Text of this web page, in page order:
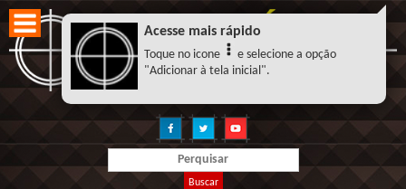
Buscar
Acesse mais rápido
Toque no icone
e selecione a opção
"Adicionar à tela inicial".